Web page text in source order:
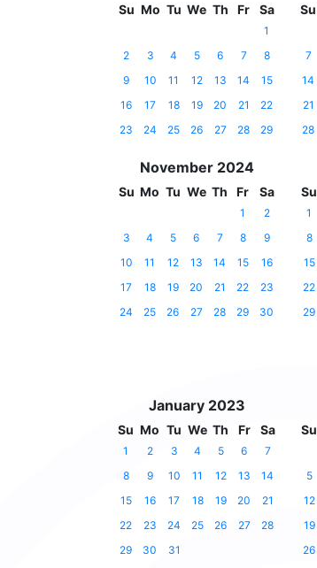
Su Mo Tu We Th Fr Sa
1
2
3 4 5 6 7
8
9
10 11 12 13 14
15
16
17 18 19 20 21
22
23
24 25 26 27 28 29
Su
7
14
21
28
November 2024
Su Mo Tu We Th Fr Sa
1
2
3
4 5 6 7 8
9
10
11 12 13 14 15
16
17
18 19 20 21 22
23
24
25 26 27 28 29 30
Su
1
8
15
22
29
January 2023
Su Mo Tu We Th Fr Sa
1 2 3 4 5 6
7
8
9 10 11 12 13
14
15
16 17 18 19 20
21
22
23 24 25 26 27
28
29
30 31
Su
5
12
19
26